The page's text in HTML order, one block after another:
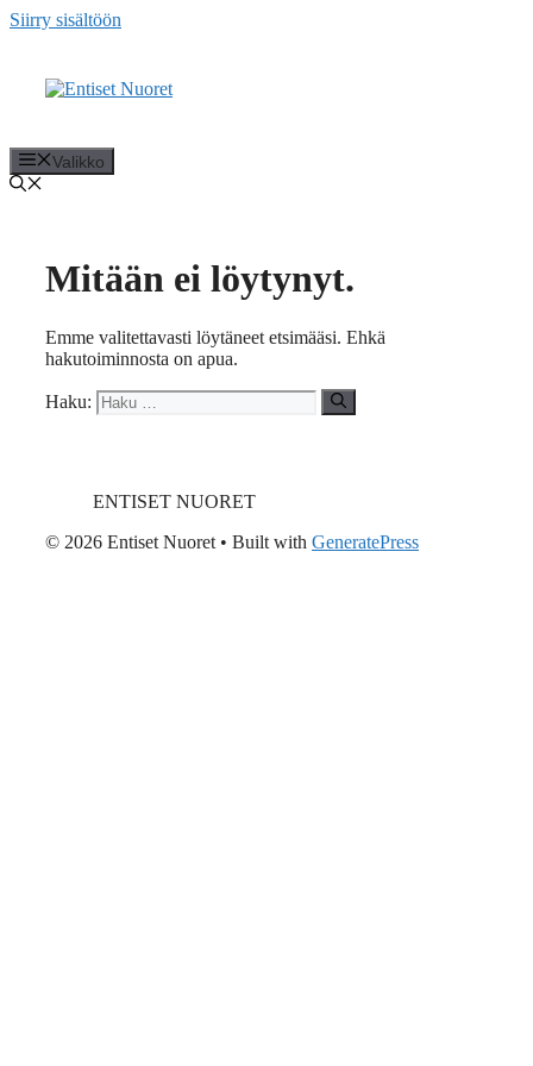
Siirry sisältöön
Valikko
Mitään ei löytynyt.
Emme valitettavasti löytäneet etsimääsi. Ehkä
hakutoiminnosta on apua.
Haku:
ENTISET NUORET
© 2026 Entiset Nuoret • Built with GeneratePress